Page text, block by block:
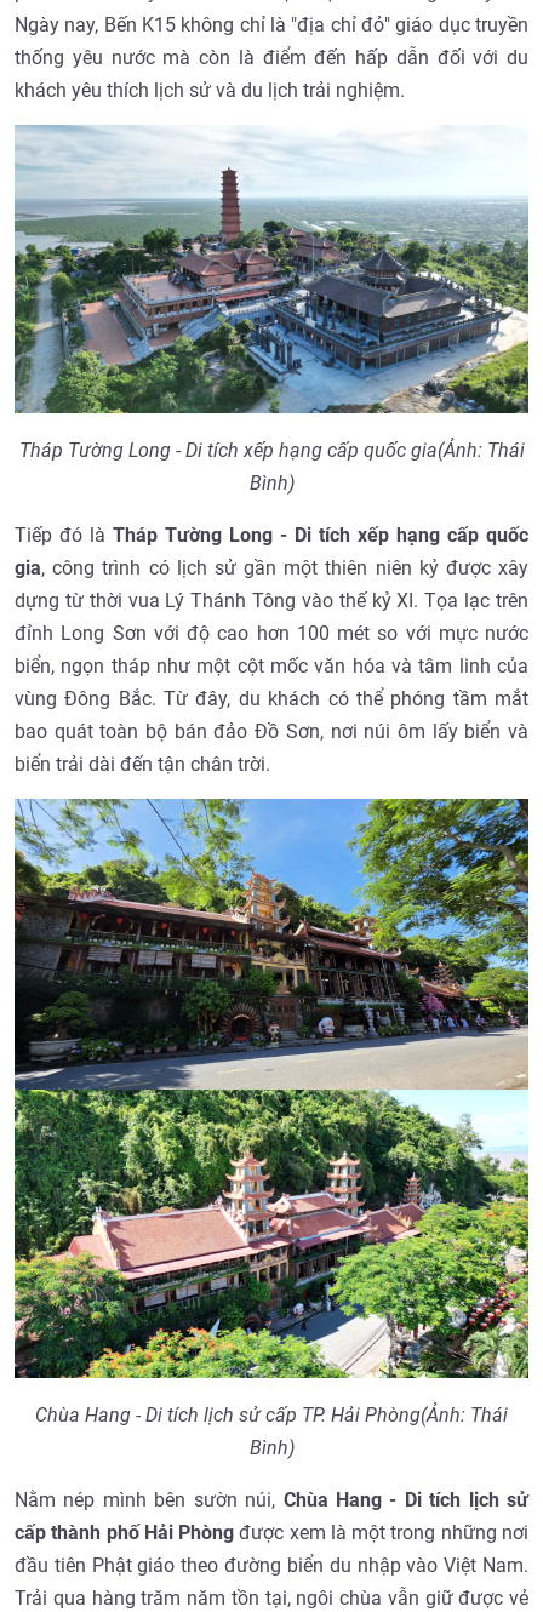
Ngày nay, Bến K15 không chỉ là "địa chỉ đỏ" giáo dục truyền
thống yêu nước mà còn là điểm đến hấp dẫn đối với du
khách yêu thích lịch sử và du lịch trải nghiệm.
Tháp Tường Long - Di tích xếp hạng cấp quốc gia(Ảnh: Thái
Bình)
Tiếp đó là Tháp Tường Long - Di tích xếp hạng cấp quốc
gia, công trình có lịch sử gần một thiên niên kỷ được xây
dựng từ thời vua Lý Thánh Tông vào thế kỷ XI. Tọa lạc trên
đỉnh Long Sơn với độ cao hơn 100 mét so với mực nước
biển, ngọn tháp như một cột mốc văn hóa và tâm linh của
vùng Đông Bắc. Từ đây, du khách có thể phóng tầm mắt
bao quát toàn bộ bán đảo Đồ Sơn, nơi núi ôm lấy biển và
biển trải dài đến tận chân trời.
Chùa Hang - Di tích lịch sử cấp TP. Hải Phòng(Ảnh: Thái
Bình)
Nằm nép mình bên sườn núi, Chùa Hang - Di tích lịch sử
cấp thành phố Hải Phòng được xem là một trong những nơi
đầu tiên Phật giáo theo đường biển du nhập vào Việt Nam.
Trải qua hàng trăm năm tồn tại, ngôi chùa vẫn giữ được vẻ